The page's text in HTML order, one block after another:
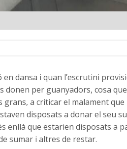
en dansa i quan l’escrutini
donen per guanyadors, cosa
grans, a criticar el malament
disposats a donar el seu
enllà que estarien disposats a
sumar i altres de restar.